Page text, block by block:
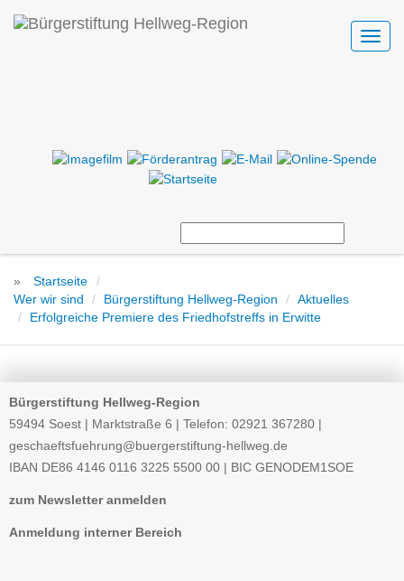
»
Startseite
Wer wir sind
Bürgerstiftung Hellweg-Region
Aktuelles
Erfolgreiche Premiere des Friedhofstreffs in Erwitte
Bürgerstiftung Hellweg-Region
59494 Soest | Marktstraße 6 | Telefon: 02921 367280 |
geschaeftsfuehrung@buergerstiftung-hellweg.de
IBAN DE86 4146 0116 3225 5500 00 | BIC GENODEM1SOE
zum Newsletter anmelden
Anmeldung interner Bereich